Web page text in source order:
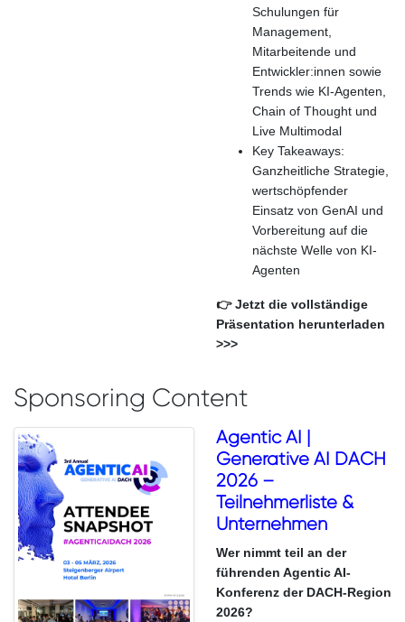
Schulungen für
Management,
Mitarbeitende und
Entwickler:innen sowie
Trends wie KI-Agenten,
Chain of Thought und
Live Multimodal
Key Takeaways:
Ganzheitliche Strategie,
wertschöpfender
Einsatz von GenAI und
Vorbereitung auf die
nächste Welle von KI-
Agenten
👉 Jetzt die vollständige
Präsentation herunterladen
>>>
Sponsoring Content
Agentic AI |
Generative AI DACH
2026 –
Teilnehmerliste &
Unternehmen
Wer nimmt teil an der
führenden Agentic AI-
Konferenz der DACH-Region
2026?